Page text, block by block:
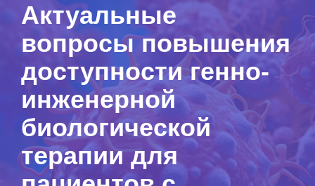
Актуальные
вопросы повышения
доступности генно-
инженерной
биологической
терапии для